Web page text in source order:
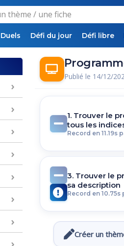
Duels Défi du jour Défi libre
Publié le 14/12/
1. Trouver le
tous les
Record en 11.19s
3. Trouver le
sa description
Record en
Créer un